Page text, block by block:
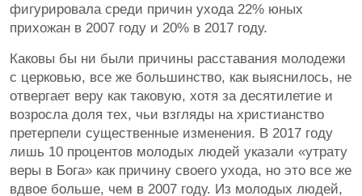
фигурировала среди причин ухода 22% юных
прихожан в 2007 году и 20% в 2017 году.
Каковы бы ни были причины расставания молодежи
с церковью, все же большинство, как выяснилось, не
отвергает веру как таковую, хотя за десятилетие и
возросла доля тех, чьи взгляды на христианство
претерпели существенные изменения. В 2017 году
лишь 10 процентов молодых людей указали «утрату
веры в Бога» как причину своего ухода, но это все же
вдвое больше, чем в 2007 году. Из молодых людей,